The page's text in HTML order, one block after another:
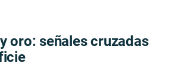
oro: señales cruzadas